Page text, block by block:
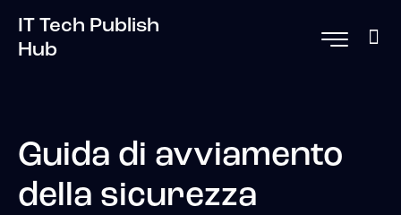
IT Tech Publish
Hub
Guida di avviamento
della sicurezza